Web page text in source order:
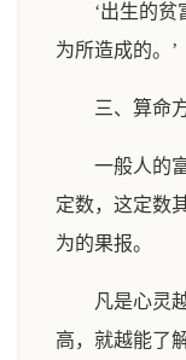
‘出生的
为所造成的。’
三、算命
一般人的
定数，这定数
为的果报。
凡是心灵
高，就越能了